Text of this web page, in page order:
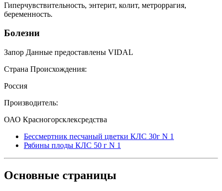
Гиперчувствительность, энтерит, колит, метроррагия,
беременность.
Болезни
Запор Данные предоставлены VIDAL
Страна Происхождения:
Россия
Производитель:
ОАО Красногорсклексредства
Бессмертник песчаный цветки КЛС 30г N 1
Рябины плоды КЛС 50 г N 1
Основные страницы